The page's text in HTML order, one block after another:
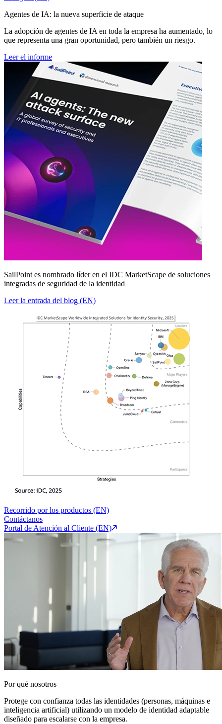
Agentes de IA: la nueva superficie de ataque
La adopción de agentes de IA en toda la empresa ha aumentado, lo
que representa una gran oportunidad, pero también un riesgo.
Leer el informe
SailPoint es nombrado líder en el IDC MarketScape de soluciones
integradas de seguridad de la identidad
Leer la entrada del blog (EN)
Recorrido por los productos (EN)
Contáctanos
Portal de Atención al Cliente (EN)
Por qué nosotros
Protege con confianza todas las identidades (personas, máquinas e
inteligencia artificial) utilizando un modelo de identidad adaptable
diseñado para escalarse con la empresa.